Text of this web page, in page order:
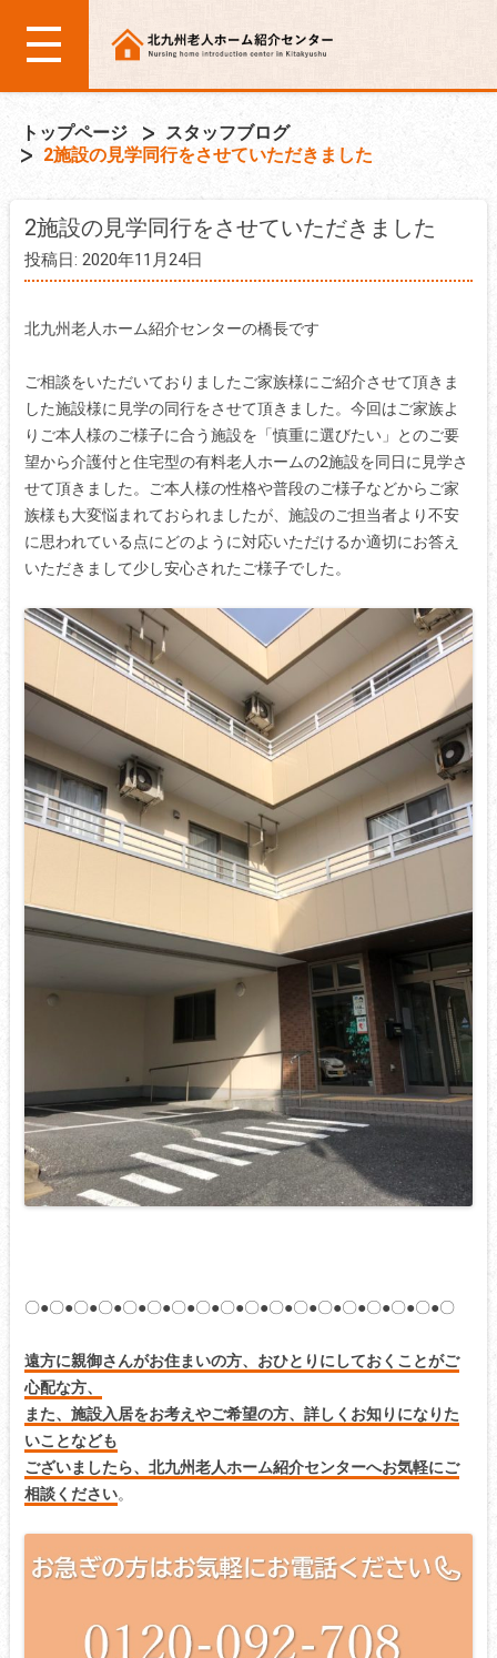
トップページ
スタッフブログ
2施設の見学同行をさせていただきました
2施設の見学同行をさせていただきました
投稿日: 2020年11月24日
北九州老人ホーム紹介センターの橋長です
ご相談をいただいておりましたご家族様にご紹介させて頂きま
した施設様に見学の同行をさせて頂きました。今回はご家族よ
りご本人様のご様子に合う施設を「慎重に選びたい」とのご要
望から介護付と住宅型の有料老人ホームの2施設を同日に見学さ
せて頂きました。ご本人様の性格や普段のご様子などからご家
族様も大変悩まれておられましたが、施設のご担当者より不安
に思われている点にどのように対応いただけるか適切にお答え
いただきまして少し安心されたご様子でした。
〇●〇●〇●〇●〇●〇●〇●〇●〇●〇●〇●〇●〇●〇●〇●〇●〇●〇
遠方に親御さんがお住まいの方、おひとりにしておくことがご
心配な方、
また、施設入居をお考えやご希望の方、詳しくお知りになりた
いことなども
ございましたら、北九州老人ホーム紹介センターへお気軽にご
相談ください。